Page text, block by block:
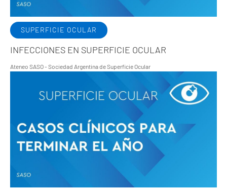
SUPERFICIE OCULAR
INFECCIONES EN SUPERFICIE OCULAR
Ateneo SASO - Sociedad Argentina de Superficie Ocular